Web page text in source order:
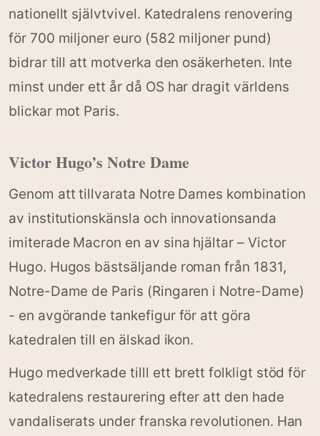
nationellt självtvivel. Katedralens renovering
för 700 miljoner euro (582 miljoner pund)
bidrar till att motverka den osäkerheten. Inte
minst under ett år då OS har dragit världens
blickar mot Paris.
Victor Hugo’s Notre Dame
Genom att tillvarata Notre Dames kombination
av institutionskänsla och innovationsanda
imiterade Macron en av sina hjältar – Victor
Hugo. Hugos bästsäljande roman från 1831,
Notre-Dame de Paris (Ringaren i Notre-Dame)
- en avgörande tankefigur för att göra
katedralen till en älskad ikon.
Hugo medverkade tilll ett brett folkligt stöd för
katedralens restaurering efter att den hade
vandaliserats under franska revolutionen. Han